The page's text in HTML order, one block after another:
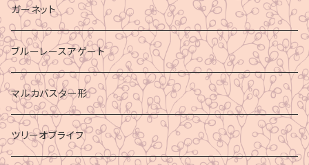
ガーネット
ブルーレースアゲート
マルカバスター形
ツリーオブライフ